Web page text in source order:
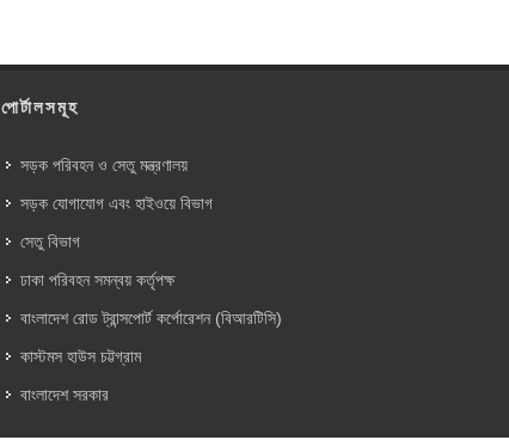
পোর্টালসমূহ
সড়ক পরিবহন ও সেতু মন্ত্রণালয়
সড়ক যোগাযোগ এবং হাইওয়ে বিভাগ
সেতু বিভাগ
ঢাকা পরিবহন সমন্বয় কর্তৃপক্ষ
বাংলাদেশ রোড ট্রান্সপোর্ট কর্পোরেশন (বিআরটিসি)
কাস্টমস হাউস চট্টগ্রাম
বাংলাদেশ সরকার